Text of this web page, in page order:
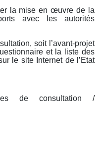
la mise en œuvre de la
avec les autorités
soit l’avant-projet
et la liste des
le site Inter­net de l’Etat
de consultation /